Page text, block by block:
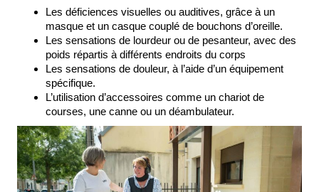
Les déficiences visuelles ou auditives, grâce à un
masque et un casque couplé de bouchons d’oreille.
Les sensations de lourdeur ou de pesanteur, avec des
poids répartis à différents endroits du corps
Les sensations de douleur, à l’aide d’un équipement
spécifique.
L’utilisation d’accessoires comme un chariot de
courses, une canne ou un déambulateur.